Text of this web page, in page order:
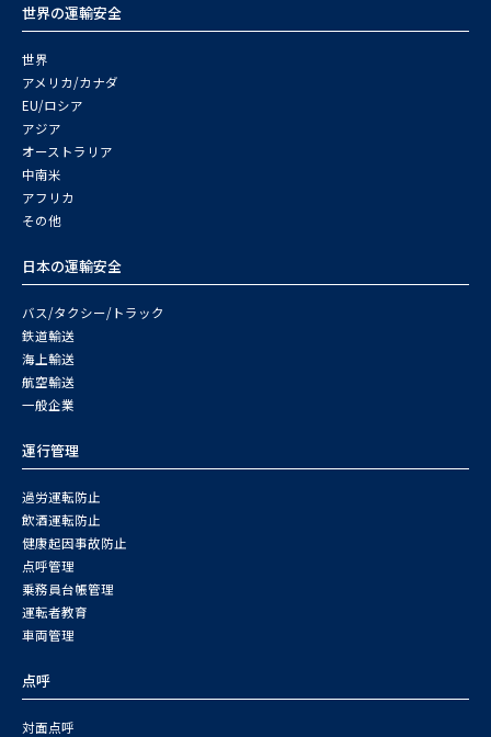
世界の運輸安全
世界
アメリカ/カナダ
EU/ロシア
アジア
オーストラリア
中南米
アフリカ
その他
日本の運輸安全
バス/タクシー/トラック
鉄道輸送
海上輸送
航空輸送
一般企業
運行管理
過労運転防止
飲酒運転防止
健康起因事故防止
点呼管理
乗務員台帳管理
運転者教育
車両管理
点呼
対面点呼